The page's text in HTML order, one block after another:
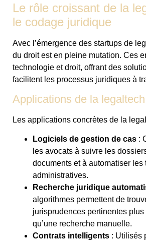
Le rôle croissant de la
le codage juridique
Avec l’émergence des startups de
du droit est en pleine mutation. Ces
technologie et droit, offrant des
facilitent les processus juridiques à
Applications de la legaltech
Les applications concrètes de la
Logiciels de gestion de cas :
les avocats à suivre les
documents et à automatiser les
administratives.
Recherche juridique
algorithmes permettent de
jurisprudences pertinentes
qu’une recherche manuelle.
Contrats intelligents : Utilisés